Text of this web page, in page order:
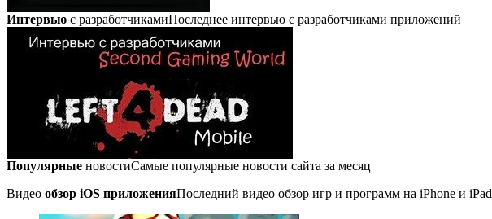
Интервью с разработчикамиПоследнее интервью с разработчиками приложений
Популярные новостиСамые популярные новости сайта за месяц
Видео обзор iOS приложенияПоследний видео обзор игр и программ на iPhone и iPad